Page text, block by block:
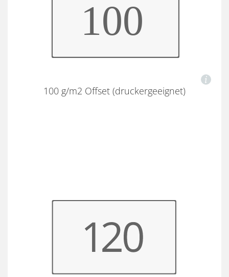
100 g/m2 Offset (druckergeeignet)